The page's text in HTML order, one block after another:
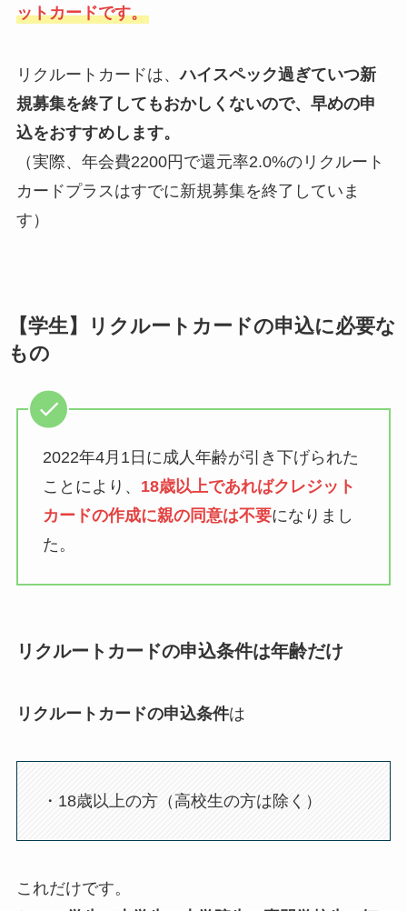
ットカードです。
リクルートカードは、ハイスペック過ぎていつ新
規募集を終了してもおかしくないので、早めの申
込をおすすめします。
（実際、年会費2200円で還元率2.0%のリクルート
カードプラスはすでに新規募集を終了していま
す）
【学生】リクルートカードの申込に必要な
もの
2022年4月1日に成人年齢が引き下げられた
ことにより、 18歳以上であればクレジット
カードの作成に親の同意は不要になりまし
た。
リクルートカードの申込条件は年齢だけ
リクルートカードの申込条件は
・18歳以上の方（高校生の方は除く）
これだけです。